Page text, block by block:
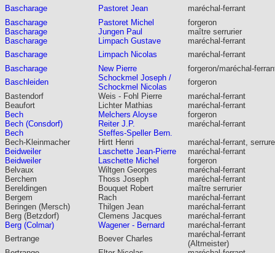
Bascharage
Pastoret Jean
maréchal-ferrant
Bascharage
Pastoret Michel
forgeron
Bascharage
Jungen Paul
maître serrurier
Bascharage
Limpach Gustave
maréchal-ferrant
Bascharage
Limpach Nicolas
maréchal-ferrant
Bascharage
New Pierre
forgeron/maréchal-
Baschleiden
Schockmel Joseph /
Schockmel Nicolas
forgeron
Bastendorf
Weis - Fohl Pierre
maréchal-ferrant
Beaufort
Lichter Mathias
maréchal-ferrant
Bech
Melchers Aloyse
forgeron
Bech (Consdorf)
Reiter J.P.
maréchal-ferrant
Bech
Steffes-Speller Bern.
Bech-Kleinmacher
Hirtt Henri
maréchal-ferrant,
Beidweiler
Laschette Jean-Pierre
maréchal-ferrant
Beidweiler
Laschette Michel
forgeron
Belvaux
Wiltgen Georges
maréchal-ferrant
Berchem
Thoss Joseph
maréchal-ferrant
Bereldingen
Bouquet Robert
maître serrurier
Bergem
Rach
maréchal-ferrant
Beringen (Mersch)
Thilgen Jean
maréchal-ferrant
Berg (Betzdorf)
Clemens Jacques
maréchal-ferrant
Berg (Colmar)
Wagener - Bernard
maréchal-ferrant
Bertrange
Boever Charles
maréchal-ferrant
(Altmeister)